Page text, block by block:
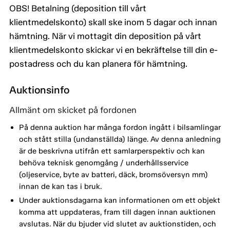
OBS! Betalning (deposition till vårt
klientmedelskonto) skall ske inom 5 dagar och innan
hämtning. När vi mottagit din deposition på vårt
klientmedelskonto skickar vi en bekräftelse till din e-
postadress och du kan planera för hämtning.
Auktionsinfo
Allmänt om skicket på fordonen
På denna auktion har många fordon ingått i bilsamlingar
och stått stilla (undanställda) länge. Av denna anledning
är de beskrivna utifrån ett samlarperspektiv och kan
behöva teknisk genomgång / underhållsservice
(oljeservice, byte av batteri, däck, bromsöversyn mm)
innan de kan tas i bruk.
Under auktionsdagarna kan informationen om ett objekt
komma att uppdateras, fram till dagen innan auktionen
avslutas. När du bjuder vid slutet av auktionstiden, och